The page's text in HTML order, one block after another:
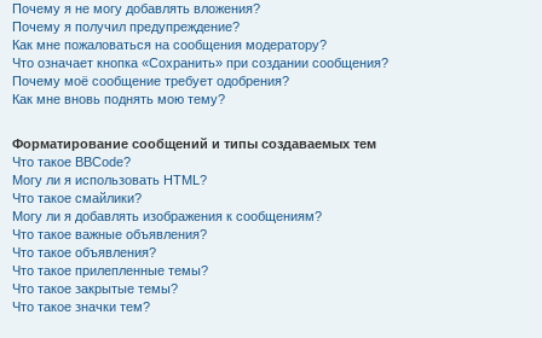
Почему я не могу добавлять вложения?
Почему я получил предупреждение?
Как мне пожаловаться на сообщения модератору?
Что означает кнопка «Сохранить» при создании сообщения?
Почему моё сообщение требует одобрения?
Как мне вновь поднять мою тему?
Форматирование сообщений и типы создаваемых тем
Что такое BBCode?
Могу ли я использовать HTML?
Что такое смайлики?
Могу ли я добавлять изображения к сообщениям?
Что такое важные объявления?
Что такое объявления?
Что такое прилепленные темы?
Что такое закрытые темы?
Что такое значки тем?